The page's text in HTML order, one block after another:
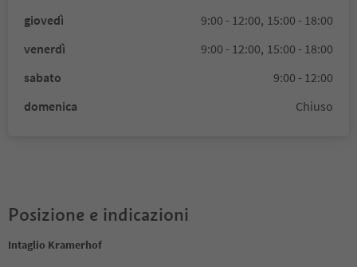
giovedì
9:00 - 12:00, 15:00 - 18:00
venerdì
9:00 - 12:00, 15:00 - 18:00
sabato
9:00 - 12:00
domenica
Chiuso
Posizione e indicazioni
Intaglio Kramerhof